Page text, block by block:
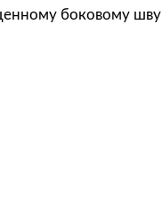
aбоковому шву